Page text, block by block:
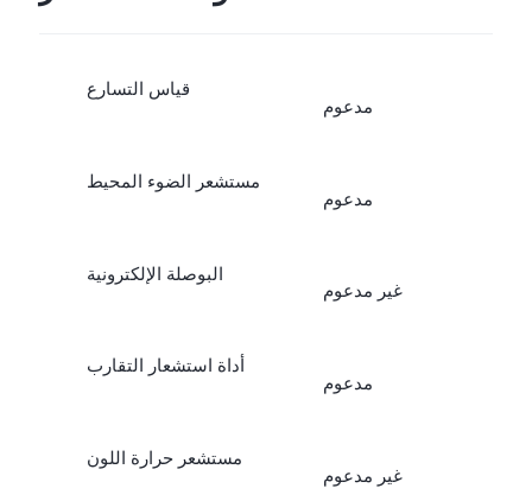
قياس التسارع
مدعوم
مستشعر الضوء المحيط
مدعوم
البوصلة الإلكترونية
غير مدعوم
أداة استشعار التقارب
مدعوم
مستشعر حرارة اللون
غير مدعوم